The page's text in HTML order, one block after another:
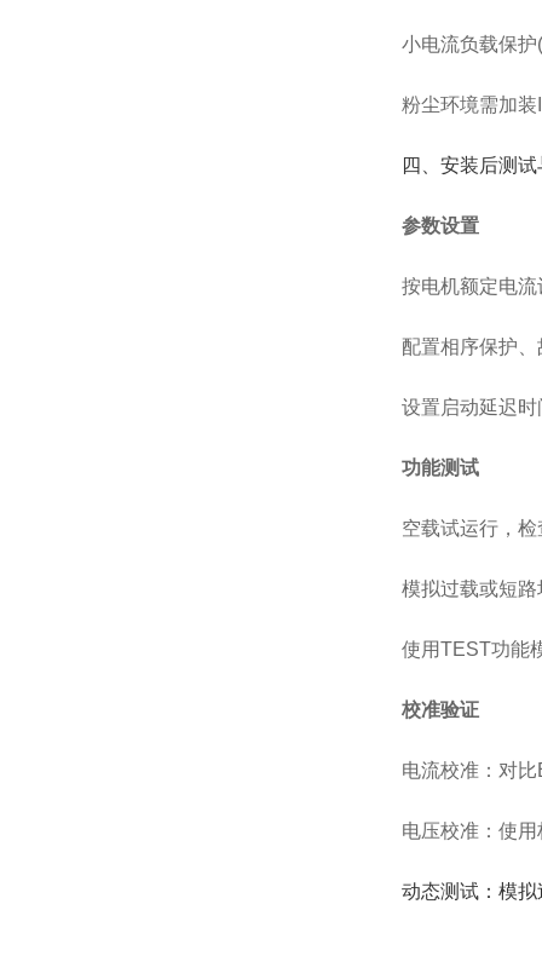
小电流负载保
粉尘环境需加
四、安装后测
参数设置
按电机额定电
配置相序保护
设置启动延迟
功能测试
空载试运行，
模拟过载或短
使用TEST功能
校准验证
电流校准：对
电压校准：使
动态测试：模